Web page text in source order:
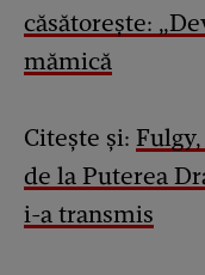
căsătorește:
mămică
Citește și:
de la Puterea
i-a transmis